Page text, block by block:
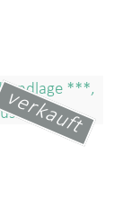
verkauft